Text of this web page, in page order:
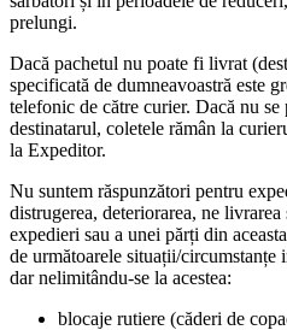
prelungi.
Dacă pachetul nu poate fi livrat
specificată de dumneavoastră este
telefonic de către curier. Dacă nu se
destinatarul, coletele rămân la
la Expeditor.
Nu suntem răspunzători pentru
distrugerea, deteriorarea, ne
expedieri sau a unei părți din
de următoarele situații/circumstanțe
dar nelimitându-se la acestea:
blocaje rutiere (căderi de